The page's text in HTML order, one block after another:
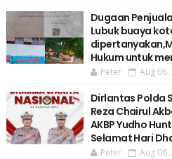
Dugaan
Lubuk buaya
Hukum untuk
Peter Aug 06,
Dirlantas Polda
Reza Chairul
AKBP Yudho
Selamat Hari
Peter Aug 06,